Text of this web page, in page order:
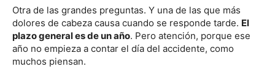
Otra de las grandes preguntas. Y una de las que más
dolores de cabeza causa cuando se responde tarde. El
plazo general es de un año. Pero atención, porque ese
año no empieza a contar el día del accidente, como
muchos piensan.